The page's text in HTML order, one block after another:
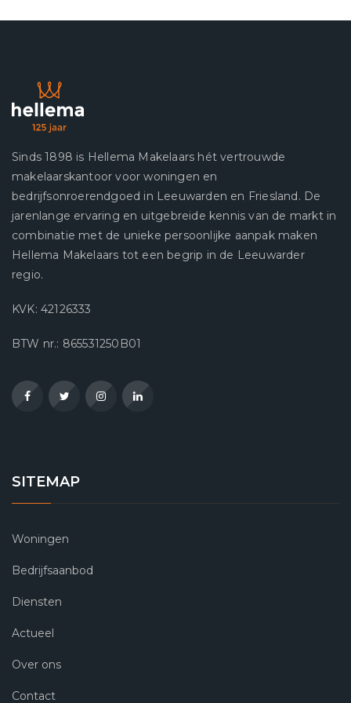
meting.
Sinds 1898 is Hellema Makelaars hét vertrouwde
makelaarskantoor voor woningen en
bedrijfsonroerendgoed in Leeuwarden en Friesland. De
jarenlange ervaring en uitgebreide kennis van de markt in
combinatie met de unieke persoonlijke aanpak maken
Hellema Makelaars tot een begrip in de Leeuwarder
regio.
KVK: 42126333
BTW nr.: 865531250B01
SITEMAP
Woningen
Bedrijfsaanbod
Diensten
Actueel
Over ons
Contact